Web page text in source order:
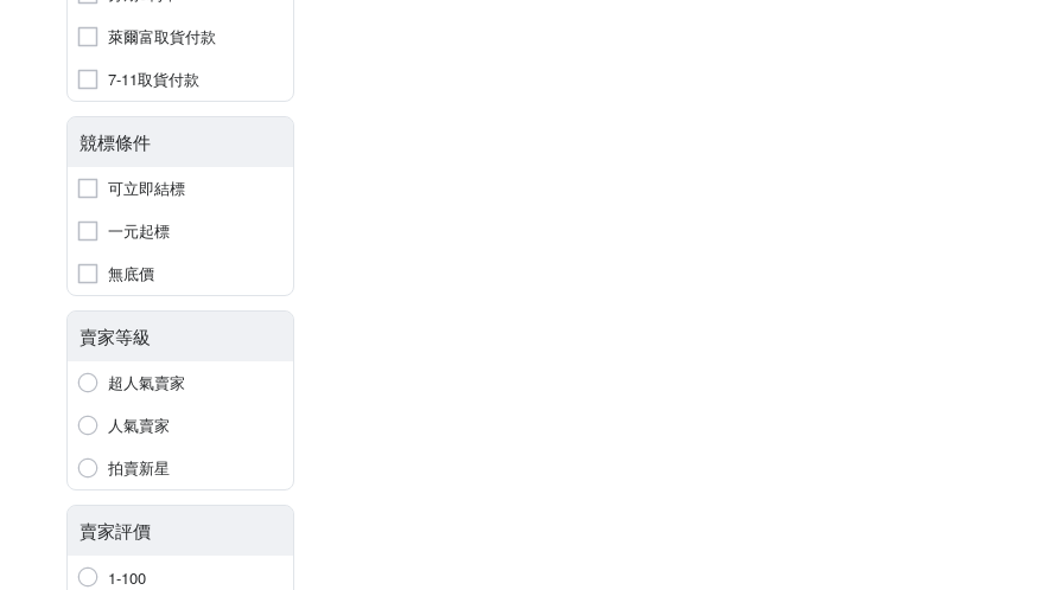
萊爾富取貨付款
7-11取貨付款
競標條件
可立即結標
一元起標
無底價
賣家等級
超人氣賣家
人氣賣家
拍賣新星
賣家評價
1-100